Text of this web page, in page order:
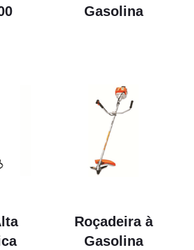
Gasolina
Roçadeira à
Gasolina